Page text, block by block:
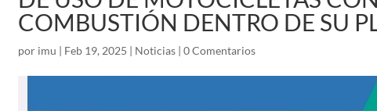
COMBUSTIÓN DENTRO DE SU
por imu | Feb 19, 2025 | Noticias| 0 Comentarios